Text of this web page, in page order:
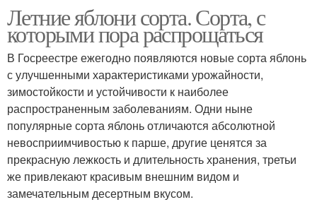
Летние яблони сорта. Сорта, с
которыми пора распрощаться
В Госреестре ежегодно появляются новые сорта яблонь
с улучшенными характеристиками урожайности,
зимостойкости и устойчивости к наиболее
распространенным заболеваниям. Одни ныне
популярные сорта яблонь отличаются абсолютной
невосприимчивостью к парше, другие ценятся за
прекрасную лежкость и длительность хранения, третьи
же привлекают красивым внешним видом и
замечательным десертным вкусом.